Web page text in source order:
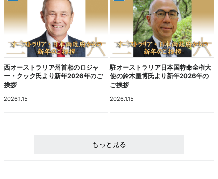
西オーストラリア州首相のロジャ
ー・クック氏より新年2026年のご
挨拶
2026.1.15
駐オーストラリア日本国特命全権大
使の鈴木量博氏より新年2026年の
ご挨拶
2026.1.15
もっと見る